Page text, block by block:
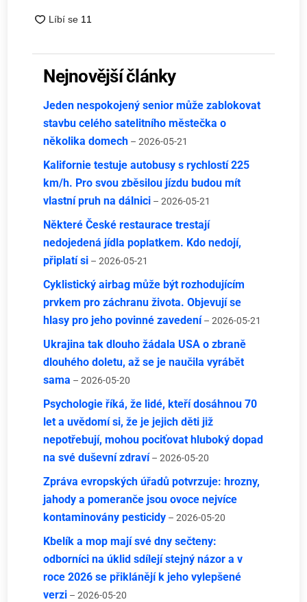
Nejnovější články
Jeden nespokojený senior může zablokovat
stavbu celého satelitního městečka o
několika domech – 2026-05-21
Kalifornie testuje autobusy s rychlostí 225
km/h. Pro svou zběsilou jízdu budou mít
vlastní pruh na dálnici – 2026-05-21
Některé České restaurace trestají
nedojedená jídla poplatkem. Kdo nedojí,
připlatí si – 2026-05-21
Cyklistický airbag může být rozhodujícím
prvkem pro záchranu života. Objevují se
hlasy pro jeho povinné zavedení – 2026-05-21
Ukrajina tak dlouho žádala USA o zbraně
dlouhého doletu, až se je naučila vyrábět
sama – 2026-05-20
Psychologie říká, že lidé, kteří dosáhnou 70
let a uvědomí si, že je jejich děti již
nepotřebují, mohou pociťovat hluboký dopad
na své duševní zdraví – 2026-05-20
Zpráva evropských úřadů potvrzuje: hrozny,
jahody a pomeranče jsou ovoce nejvíce
kontaminovány pesticidy – 2026-05-20
Kbelík a mop mají své dny sečteny:
odborníci na úklid sdílejí stejný názor a v
roce 2026 se přiklánějí k jeho vylepšené
verzi – 2026-05-20